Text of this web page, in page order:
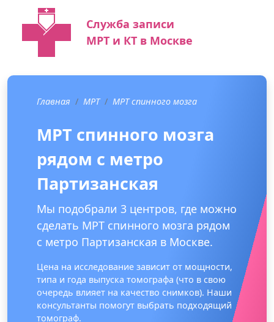
Служба записи
МРТ и КТ в Москве
Главная МРТ МРТ спинного мозга
МРТ спинного мозга
рядом с метро
Партизанская
Мы подобрали 3 центров, где можно
сделать МРТ спинного мозга рядом
с метро Партизанская в Москве.
Цена на исследование зависит от мощности,
типа и года выпуска томографа (что в свою
очередь влияет на качество снимков). Наши
консультанты помогут выбрать подходящий
томограф.